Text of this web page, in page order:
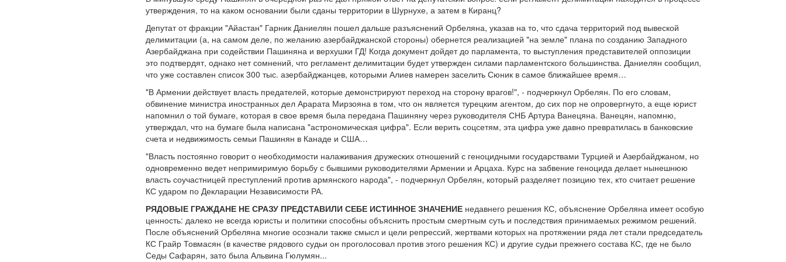
утверждения, то на каком основании были сданы территории в Шурнухе, а затем в Киранц?
Депутат от фракции "Айастан" Гарник Даниелян пошел дальше разъяснений Орбеляна, указав на то, что сдача территорий под вывеской
делимитации (а, на самом деле, по желанию азербайджанской стороны) обернется реализацией "на земле" плана по созданию Западного
Азербайджана при содействии Пашиняна и верхушки ГД! Когда документ дойдет до парламента, то выступления представителей оппозиции
это подтвердят, однако нет сомнений, что регламент делимитации будет утвержден силами парламентского большинства. Даниелян сообщил,
что уже составлен список 300 тыс. азербайджанцев, которыми Алиев намерен заселить Сюник в самое ближайшее время…
"В Армении действует власть предателей, которые демонстрируют переход на сторону врагов!", - подчеркнул Орбелян. По его словам,
обвинение министра иностранных дел Арарата Мирзояна в том, что он является турецким агентом, до сих пор не опровергнуто, а еще юрист
напомнил о той бумаге, которая в свое время была передана Пашиняну через руководителя СНБ Артура Ванецяна. Ванецян, напомню,
утверждал, что на бумаге была написана "астрономическая цифра". Если верить соцсетям, эта цифра уже давно превратилась в банковские
счета и недвижимость семьи Пашинян в Канаде и США…
"Власть постоянно говорит о необходимости налаживания дружеских отношений с геноцидными государствами Турцией и Азербайджаном, но
одновременно ведет непримиримую борьбу с бывшими руководителями Армении и Арцаха. Курс на забвение геноцида делает нынешнюю
власть соучастницей преступлений против армянского народа", - подчеркнул Орбелян, который разделяет позицию тех, кто считает решение
КС ударом по Декларации Независимости РА.
РЯДОВЫЕ ГРАЖДАНЕ НЕ СРАЗУ ПРЕДСТАВИЛИ СЕБЕ ИСТИННОЕ ЗНАЧЕНИЕ недавнего решения КС, объяснение Орбеляна имеет особую
ценность: далеко не всегда юристы и политики способны объяснить простым смертным суть и последствия принимаемых режимом решений.
После объяснений Орбеляна многие осознали также смысл и цели репрессий, жертвами которых на протяжении ряда лет стали председатель
КС Грайр Товмасян (в качестве рядового судьи он проголосовал против этого решения КС) и другие судьи прежнего состава КС, где не было
Седы Сафарян, зато была Альвина Гюлумян...